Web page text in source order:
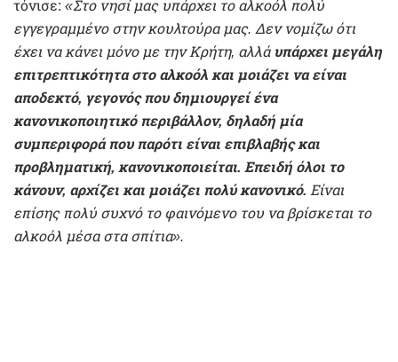
τόνισε: «Στο νησί μας υπάρχει το αλκοόλ πολύ
εγγεγραμμένο στην κουλτούρα μας. Δεν νομίζω ότι
έχει να κάνει μόνο με την Κρήτη, αλλά υπάρχει μεγάλη
επιτρεπτικότητα στο αλκοόλ και μοιάζει να είναι
αποδεκτό, γεγονός που δημιουργεί ένα
κανονικοποιητικό περιβάλλον, δηλαδή μία
συμπεριφορά που παρότι είναι επιβλαβής και
προβληματική, κανονικοποιείται. Επειδή όλοι το
κάνουν, αρχίζει και μοιάζει πολύ κανονικό. Είναι
επίσης πολύ συχνό το φαινόμενο του να βρίσκεται το
αλκοόλ μέσα στα σπίτια».